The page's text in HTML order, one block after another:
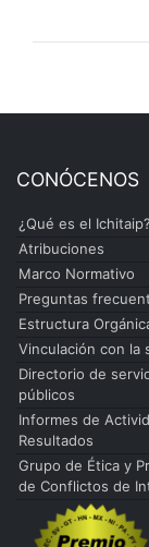
CONÓCENOS
¿Qué es el Ichitaip?
Atribuciones
Marco Normativo
Preguntas
Estructura
Vinculación con la
Directorio de
públicos
Informes de
Resultados
Grupo de Ética y
de Conflictos de